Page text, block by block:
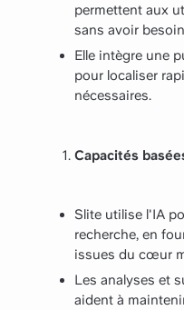
permettent aux
sans avoir
Elle intègre une
pour localiser
nécessaires.
Capacités
Slite utilise l'IA
recherche, en
issues du cœur
Les analyses et
aident à